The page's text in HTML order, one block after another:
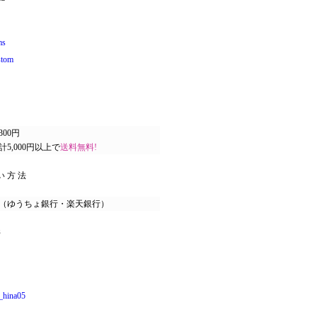
円
5,000円以上で送料無料!
方法
ゆうちょ銀行・楽天銀行）